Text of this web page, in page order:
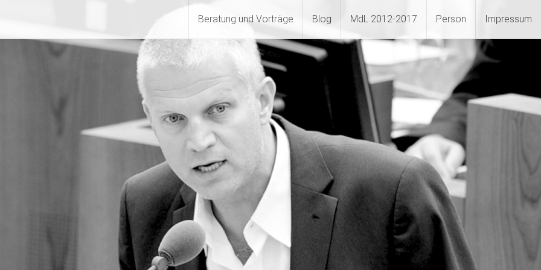
Beratung und Vorträge Blog MdL 2012-2017 Person Impressum